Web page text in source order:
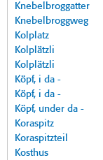
Knebelbroggatter
Knebelbroggweg
Kolplatz
Kolplätzli
Kolplätzli
Köpf, i da -
Köpf, i da -
Köpf, under da -
Koraspitz
Koraspitzteil
Kosthus